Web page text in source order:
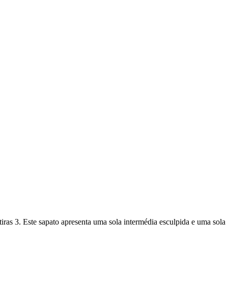
3. Este sapato apresenta uma sola intermédia esculpida e uma sola